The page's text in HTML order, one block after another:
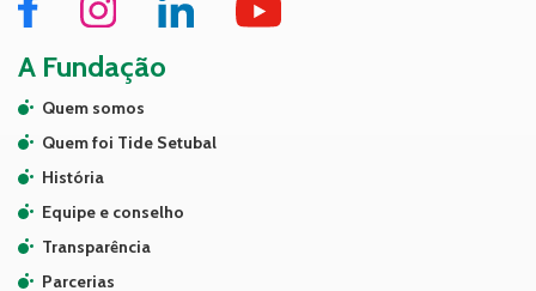
A Fundação
Quem somos
Quem foi Tide Setubal
História
Equipe e conselho
Transparência
Parcerias